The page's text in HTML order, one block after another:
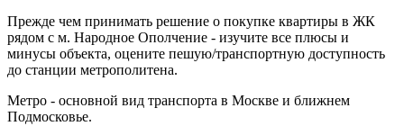
Прежде чем принимать решение о покупке квартиры в ЖК
рядом с м. Народное Ополчение - изучите все плюсы и
минусы объекта, оцените пешую/транспортную доступность
до станции метрополитена.
Метро - основной вид транспорта в Москве и ближнем
Подмосковье.